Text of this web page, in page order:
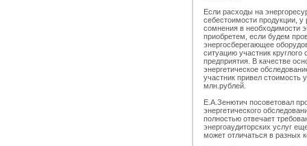
Если расходы на
себестоимости продукции, у
сомнения в необходимости
приобретем, если будем
энергосберегающее
ситуацию участник круглого
предприятия. В качестве
энергетическое
участник привел стоимость
млн.рублей.
Е.А.Зенютич посоветовал
энергетического
полностью отвечает
энергоаудиторских услуг
может отличаться в разных